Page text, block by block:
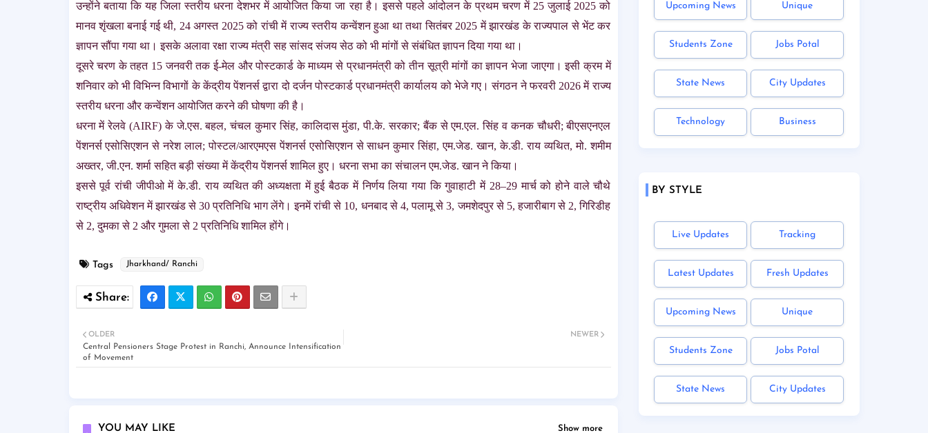
उन्होंने बताया कि यह जिला स्तरीय धरना देशभर में आयोजित किया जा रहा है। इससे पहले आंदोलन के प्रथम चरण में 25 जुलाई 2025 को
मानव शृंखला बनाई गई थी, 24 अगस्त 2025 को रांची में राज्य स्तरीय कन्वेंशन हुआ था तथा सितंबर 2025 में झारखंड के राज्यपाल से भेंट कर
ज्ञापन सौंपा गया था। इसके अलावा रक्षा राज्य मंत्री सह सांसद संजय सेठ को भी मांगों से संबंधित ज्ञापन दिया गया था।
दूसरे चरण के तहत 15 जनवरी तक ई-मेल और पोस्टकार्ड के माध्यम से प्रधानमंत्री को तीन सूत्री मांगों का ज्ञापन भेजा जाएगा। इसी क्रम में
शनिवार को भी विभिन्न विभागों के केंद्रीय पेंशनर्स द्वारा दो दर्जन पोस्टकार्ड प्रधानमंत्री कार्यालय को भेजे गए। संगठन ने फरवरी 2026 में राज्य
स्तरीय धरना और कन्वेंशन आयोजित करने की घोषणा की है।
धरना में रेलवे (AIRF) के जे.एस. बहल, चंचल कुमार सिंह, कालिदास मुंडा, पी.के. सरकार; बैंक से एम.एल. सिंह व कनक चौधरी; बीएसएनएल
पेंशनर्स एसोसिएशन से नरेश लाल; पोस्टल/आरएमएस पेंशनर्स एसोसिएशन से साधन कुमार सिंहा, एम.जेड. खान, के.डी. राय व्यथित, मो. शमीम
अख्तर, जी.एन. शर्मा सहित बड़ी संख्या में केंद्रीय पेंशनर्स शामिल हुए। धरना सभा का संचालन एम.जेड. खान ने किया।
इससे पूर्व रांची जीपीओ में के.डी. राय व्यथित की अध्यक्षता में हुई बैठक में निर्णय लिया गया कि गुवाहाटी में 28–29 मार्च को होने वाले चौथे
राष्ट्रीय अधिवेशन में झारखंड से 30 प्रतिनिधि भाग लेंगे। इनमें रांची से 10, धनबाद से 4, पलामू से 3, जमशेदपुर से 5, हजारीबाग से 2, गिरिडीह
से 2, दुमका से 2 और गुमला से 2 प्रतिनिधि शामिल होंगे।
Tags Jharkhand/ Ranchi
NEWER
OLDER
Central Pensioners Stage Protest in Ranchi, Announce Intensification
of Movement
YOU MAY LIKE Show more
Upcoming News Unique
Students Zone Jobs Potal
State News City Updates
Technology Business
BY STYLE
Live Updates Tracking
Latest Updates Fresh Updates
Upcoming News Unique
Students Zone Jobs Potal
State News City Updates